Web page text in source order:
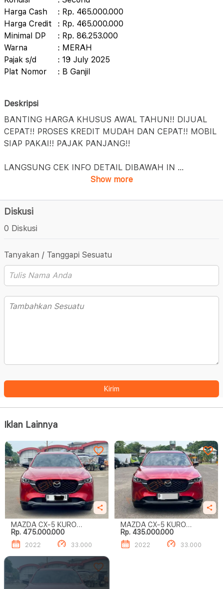
Harga Cash
: Rp. 465.000.000
Harga Credit
: Rp. 465.000.000
Minimal DP
: Rp. 86.253.000
Warna
: MERAH
Pajak s/d
: 19 July 2025
Plat Nomor
: B Ganjil
Deskripsi
BANTING HARGA KHUSUS AWAL TAHUN!! DIJUAL
CEPAT!! PROSES KREDIT MUDAH DAN CEPAT!! MOBIL
SIAP PAKAI!! PAJAK PANJANG!!
LANGSUNG CEK INFO DETAIL DIBAWAH IN ...
Show more
Diskusi
0 Diskusi
Tanyakan / Tanggapi Sesuatu
Kirim
Iklan Lainnya
MAZDA CX-5 KURO
EDITION
Rp. 475.000.000
2022 33.000
MAZDA CX-5 KURO
EDITION
Rp. 435.000.000
2022 33.000